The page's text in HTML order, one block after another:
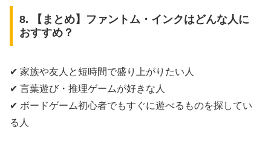
8. 【まとめ】ファントム・インクはどんな人に
おすすめ？
✔ 家族や友人と短時間で盛り上がりたい人
✔ 言葉遊び・推理ゲームが好きな人
✔ ボードゲーム初心者でもすぐに遊べるものを探してい
る人